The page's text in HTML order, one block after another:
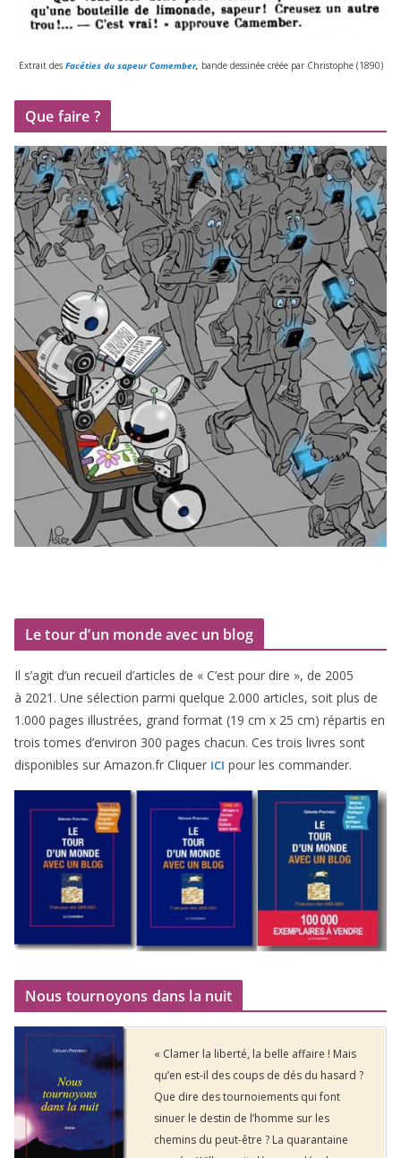
Extrait desFacéties du sapeur Camember, bande des­si­née créée par Christophe (1890)
Que faire ?
Le tour d’un monde avec un blog
Il s’agit d’un recueil d’ar­ticles de « C’est pour dire », de 2005
à 2021 . Une sélec­tion par­mi quelque 2.000 articles, soit plus de
1 .000 pages illus­trées, grand for­mat (19 cm x 25 cm) répar­tis en
trois tomes d’environ 300 pages cha­cun. Ces trois livres sont
dis­po­nibles sur Amazon​.fr Cliquer ICI pour les commander.
Nous tournoyons dans la nuit
« Clamer la liberté, la belle affaire ! Mais
qu’en est-il des coups de dés du hasard ?
Que dire des tournoiements qui font
sinuer le destin de l’homme sur les
chemins du peut-être ? La quarantaine